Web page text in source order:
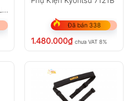
Đã bán 338
1.480.000₫ chưa VAT 8%